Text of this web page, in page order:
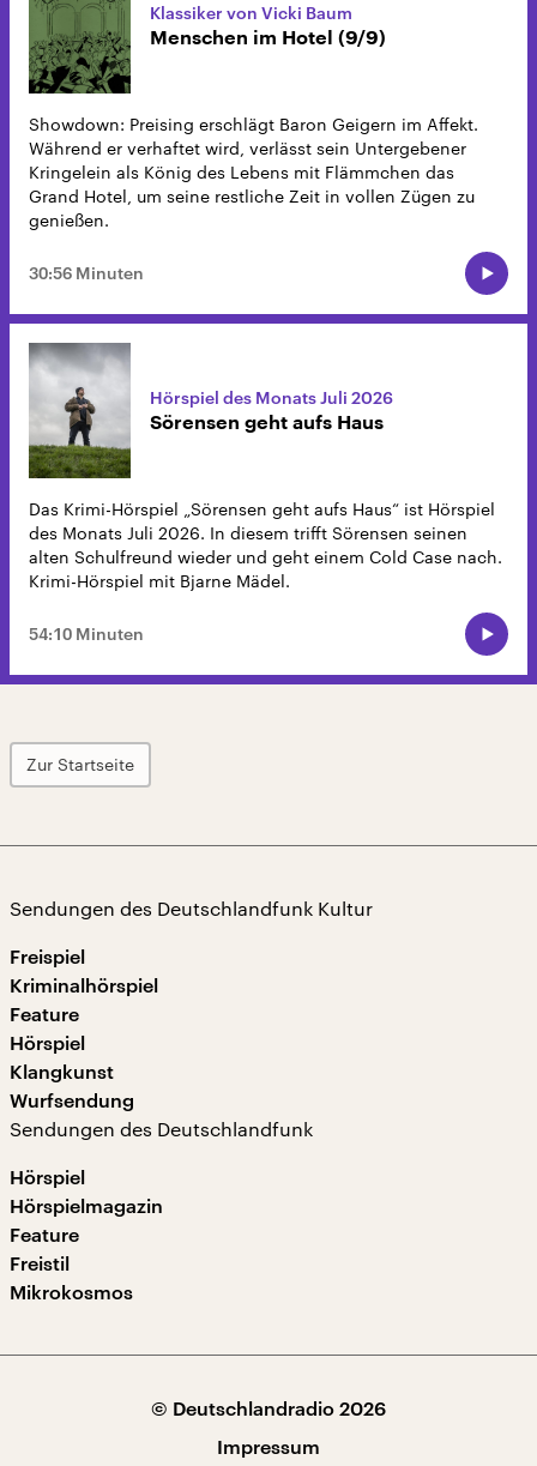
Klassiker von Vicki Baum
Menschen im Hotel (9/9)
Showdown: Preising erschlägt Baron Geigern im Affekt.
Während er verhaftet wird, verlässt sein Untergebener
Kringelein als König des Lebens mit Flämmchen das
Grand Hotel, um seine restliche Zeit in vollen Zügen zu
genießen.
30:56 Minuten
Hörspiel des Monats Juli 2026
Sörensen geht aufs Haus
Das Krimi-Hörspiel „Sörensen geht aufs Haus“ ist Hörspiel
des Monats Juli 2026. In diesem trifft Sörensen seinen
alten Schulfreund wieder und geht einem Cold Case nach.
Krimi-Hörspiel mit Bjarne Mädel.
54:10 Minuten
Zur Startseite
Sendungen des Deutschlandfunk Kultur
Freispiel
Kriminalhörspiel
Feature
Hörspiel
Klangkunst
Wurfsendung
Sendungen des Deutschlandfunk
Hörspiel
Hörspielmagazin
Feature
Freistil
Mikrokosmos
© Deutschlandradio 2026
Impressum